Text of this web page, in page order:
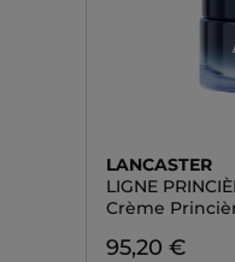
LANCASTER
LIGNE
Crème
95,20 €